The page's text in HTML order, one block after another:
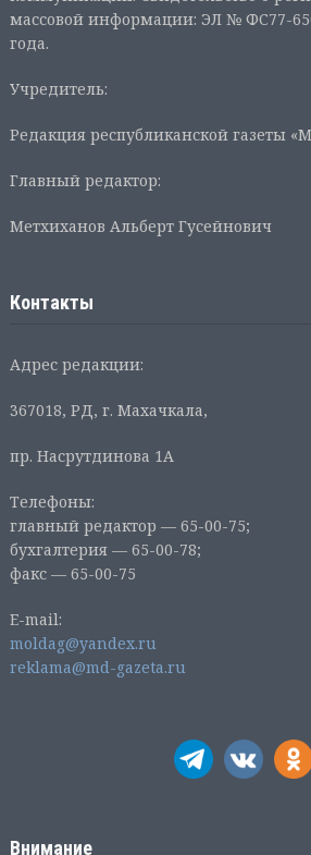
массовой информации: ЭЛ № ФС77-
года.
Учредитель:
Редакция республиканской газеты
Главный редактор:
Метхиханов Альберт Гусейнович
Контакты
Адрес редакции:
367018, РД, г. Махачкала,
пр. Насрутдинова 1А
Телефоны:
главный редактор — 65-00-75;
бухгалтерия — 65-00-78;
факс — 65-00-75
E-mail:
moldag@yandex.ru
reklama@md-gazeta.ru
Внимание